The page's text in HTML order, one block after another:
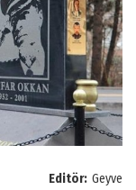
Editör: Geyve